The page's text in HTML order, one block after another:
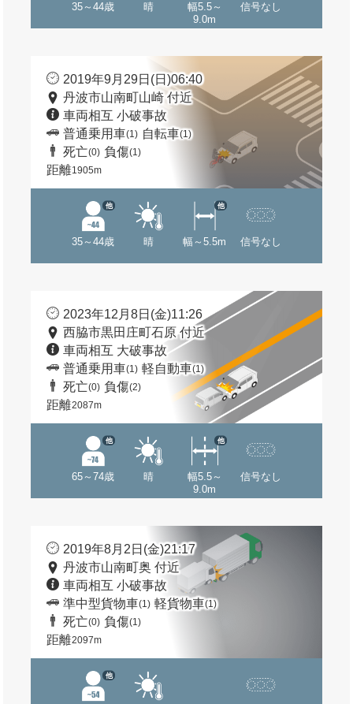
35～44歳 晴
幅5.5～
9.0m
信号なし
2019年9月29日(日)06:40
丹波市山南町山崎 付近
車両相互 小破事故
普通乗用車(1) 自転車(1)
死亡(0) 負傷(1)
距離1905m
35～44歳
他
晴 幅～5.5m
他
信号なし
2023年12月8日(金)11:26
西脇市黒田庄町石原 付近
車両相互 大破事故
普通乗用車(1) 軽自動車(1)
死亡(0) 負傷(2)
距離2087m
65～74歳
他
晴
幅5.5～
9.0m
他
信号なし
2019年8月2日(金)21:17
丹波市山南町奥 付近
車両相互 小破事故
準中型貨物車(1) 軽貨物車(1)
死亡(0) 負傷(1)
距離2097m
他